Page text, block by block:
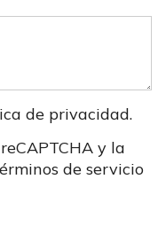
de privacidad.
y la
de servicio